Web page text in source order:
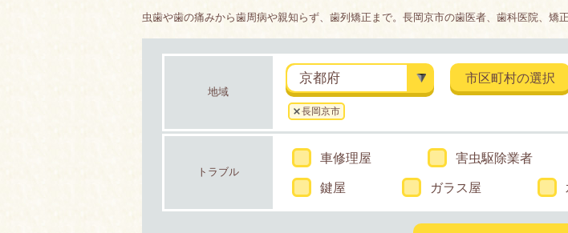
虫歯や歯の痛みから歯周病や親知らず、歯列矯正まで。長岡京市の歯医者、歯科医院、矯
地域
京都府 市区町村の選択
長岡京市
トラブル
車修理屋 害虫駆除業者
鍵屋 ガラス屋